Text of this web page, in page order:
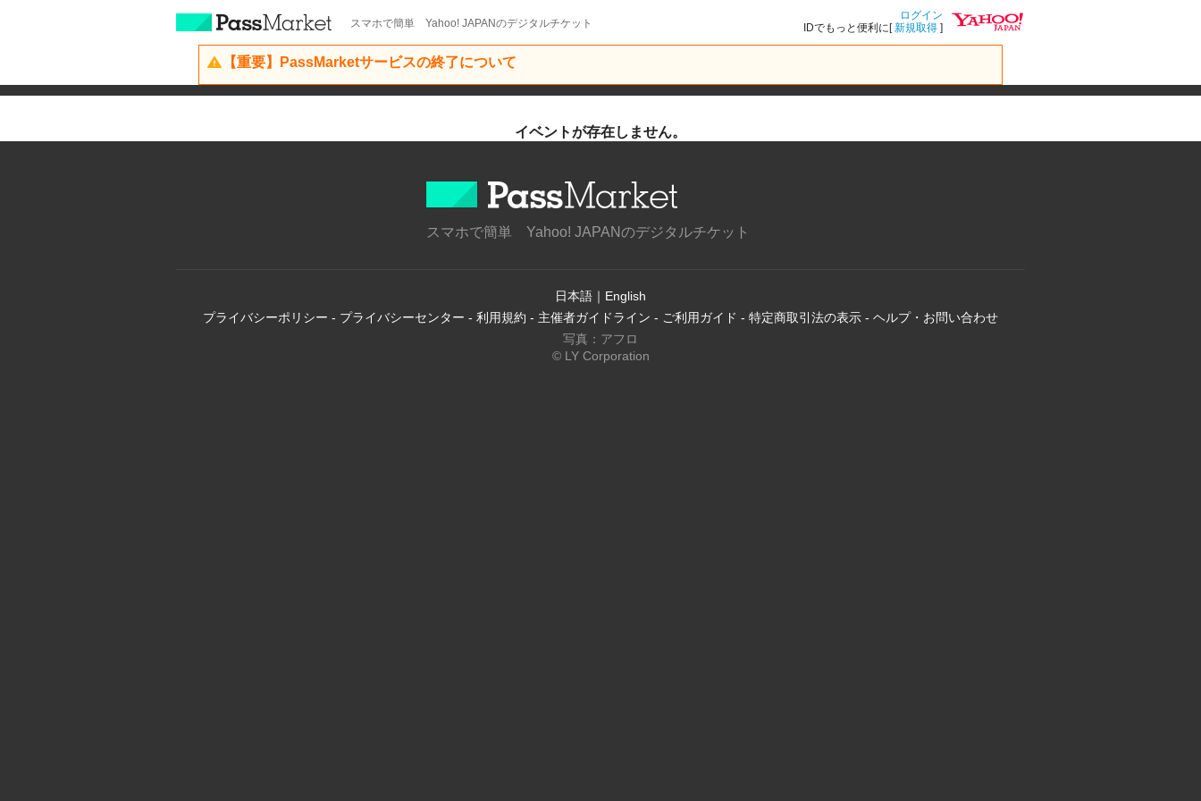
スマホで簡単 Yahoo! JAPANのデジタルチケット
ログイン
IDでもっと便利に[新規取得 ]
【重要】PassMarketサービスの終了について
イベントが存在しません。
スマホで簡単 Yahoo! JAPANのデジタルチケット
日本語 ｜ English
プライバシーポリシー - プライバシーセンター - 利用規約 - 主催者ガイドライン - ご利用ガイド - 特定商取引法の表示 - ヘルプ・お問い合わせ
写真：アフロ
© LY Corporation